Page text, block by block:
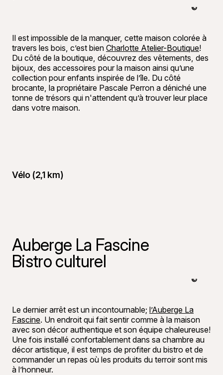
Raphaël
©
Il est impossible de la manquer, cette maison colorée à
travers les bois, c’est bien Charlotte Atelier-Boutique!
Du côté de la boutique, découvrez des vêtements, des
bijoux, des accessoires pour la maison ainsi qu’une
collection pour enfants inspirée de l’île. Du côté
brocante, la propriétaire Pascale Perron a déniché une
tonne de trésors qui n'attendent qu’à trouver leur place
dans votre maison.
Vélo (2,1 km)
Auberge La Fascine
Bistro culturel
Raphaël
©
Le dernier arrêt est un incontournable; l’Auberge La
Fascine. Un endroit qui fait sentir comme à la maison
avec son décor authentique et son équipe chaleureuse!
Une fois installé confortablement dans sa chambre au
décor artistique, il est temps de profiter du bistro et de
commander un repas où les produits du terroir sont mis
à l’honneur.